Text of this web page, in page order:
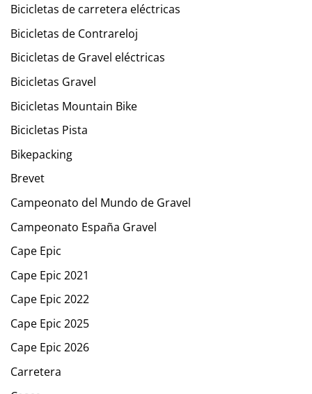
Bicicletas de carretera eléctricas
Bicicletas de Contrareloj
Bicicletas de Gravel eléctricas
Bicicletas Gravel
Bicicletas Mountain Bike
Bicicletas Pista
Bikepacking
Brevet
Campeonato del Mundo de Gravel
Campeonato España Gravel
Cape Epic
Cape Epic 2021
Cape Epic 2022
Cape Epic 2025
Cape Epic 2026
Carretera